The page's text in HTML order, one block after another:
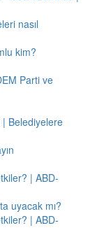
nasıl
kim?
Parti ve
| Belediyelere
| ABD-
uyacak mı?
| ABD-